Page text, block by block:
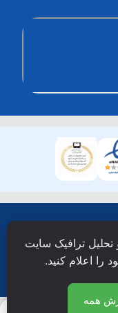
تحلیل ترافیک سایت
را اعلام کنید.
همه